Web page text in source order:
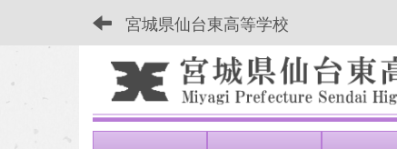
宮城県仙台東高等学校